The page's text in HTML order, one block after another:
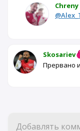
Chreny
Skosariev
Прервано